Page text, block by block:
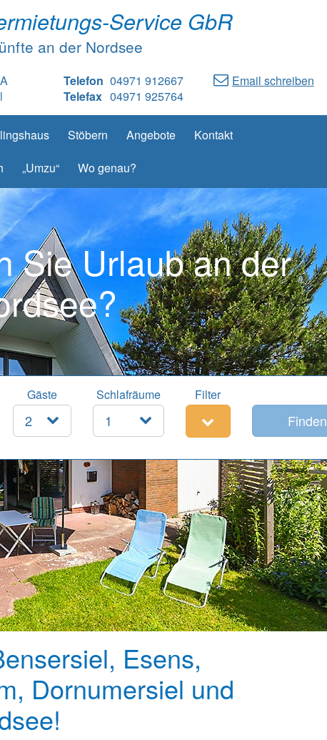
Service GbR
an der Nordsee
Telefon 04971 912667
Telefax 04971 925764
Email schreiben
Stöbern Angebote
Kontakt
„Umzu“ Wo genau?
Sie Urlaub an der
Gäste
2
Schlafräume
1
Filter
Finden
Esens,
Dornumersiel und